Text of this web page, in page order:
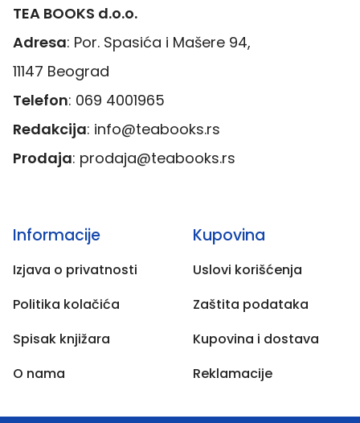
TEA BOOKS d.o.o.
Adresa: Por. Spasića i Mašere 94,
11147 Beograd
Telefon: 069 4001965
Redakcija: info@teabooks.rs
Prodaja: prodaja@teabooks.rs
Informacije​
Izjava o privatnosti
Politika kolačića
Spisak knjižara
O nama
Kupovina
Uslovi korišćenja
Zaštita podataka
Kupovina i dostava
Reklamacije